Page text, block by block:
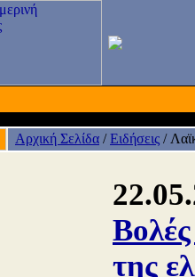
Αρχική Σελίδα /Ειδήσεις /
της